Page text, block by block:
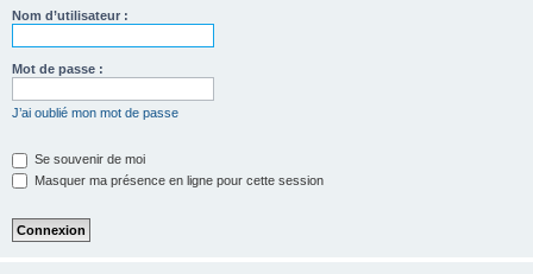
Nom d’utilisateur :
Mot de passe :
J’ai oublié mon mot de passe
Se souvenir de moi
Masquer ma présence en ligne pour cette session